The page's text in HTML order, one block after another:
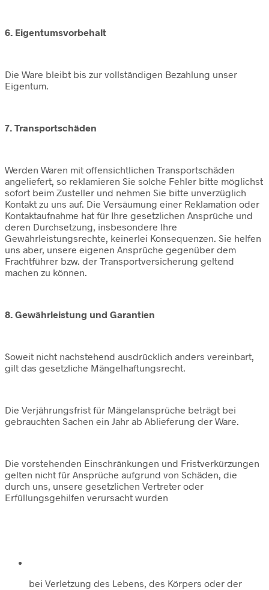
6. Eigentumsvorbehalt
Die Ware bleibt bis zur vollständigen Bezahlung unser
Eigentum.
7. Transportschäden
Werden Waren mit offensichtlichen Transportschäden
angeliefert, so reklamieren Sie solche Fehler bitte möglichst
sofort beim Zusteller und nehmen Sie bitte unverzüglich
Kontakt zu uns auf. Die Versäumung einer Reklamation oder
Kontaktaufnahme hat für Ihre gesetzlichen Ansprüche und
deren Durchsetzung, insbesondere Ihre
Gewährleistungsrechte, keinerlei Konsequenzen. Sie helfen
uns aber, unsere eigenen Ansprüche gegenüber dem
Frachtführer bzw. der Transportversicherung geltend
machen zu können.
8. Gewährleistung und Garantien
Soweit nicht nachstehend ausdrücklich anders vereinbart,
gilt das gesetzliche Mängelhaftungsrecht.
Die Verjährungsfrist für Mängelansprüche beträgt bei
gebrauchten Sachen ein Jahr ab Ablieferung der Ware.
Die vorstehenden Einschränkungen und Fristverkürzungen
gelten nicht für Ansprüche aufgrund von Schäden, die
durch uns, unsere gesetzlichen Vertreter oder
Erfüllungsgehilfen verursacht wurden
bei Verletzung des Lebens, des Körpers oder der